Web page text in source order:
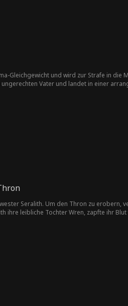
Gleichgewicht und wird zur Strafe in
Vater und landet in einer
Seralith. Um den Thron zu erobern,
ihre leibliche Tochter Wren, zapfte ihr